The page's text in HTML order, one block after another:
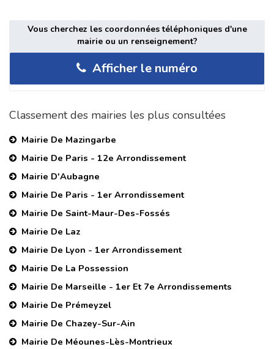
Vous cherchez les coordonnées téléphoniques d'une
mairie ou un renseignement?
Afficher le numéro
Classement des mairies les plus consultées
Mairie De Mazingarbe
Mairie De Paris - 12e Arrondissement
Mairie D'Aubagne
Mairie De Paris - 1er Arrondissement
Mairie De Saint-Maur-Des-Fossés
Mairie De Laz
Mairie De Lyon - 1er Arrondissement
Mairie De La Possession
Mairie De Marseille - 1er Et 7e Arrondissements
Mairie De Prémeyzel
Mairie De Chazey-Sur-Ain
Mairie De Méounes-Lès-Montrieux